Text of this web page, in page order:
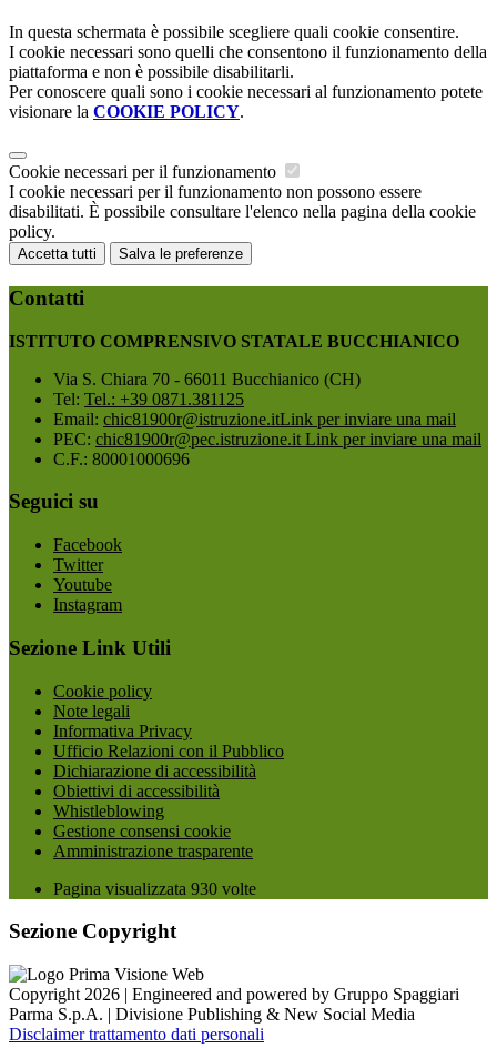
In questa schermata è possibile scegliere quali cookie consentire.
I cookie necessari sono quelli che consentono il funzionamento della
piattaforma e non è possibile disabilitarli.
Per conoscere quali sono i cookie necessari al funzionamento potete
visionare la COOKIE POLICY.
Cookie necessari per il funzionamento
I cookie necessari per il funzionamento non possono essere
disabilitati. È possibile consultare l'elenco nella pagina della cookie
policy.
Accetta tutti Salva le preferenze
Contatti
ISTITUTO COMPRENSIVO STATALE BUCCHIANICO
Via S. Chiara 70 - 66011 Bucchianico (CH)
Tel: Tel.: +39 0871.381125
Email: chic81900r@istruzione.itLink per inviare una mail
PEC: chic81900r@pec.istruzione.it Link per inviare una mail
C.F.: 80001000696
Seguici su
Facebook
Twitter
Youtube
Instagram
Sezione Link Utili
Cookie policy
Note legali
Informativa Privacy
Ufficio Relazioni con il Pubblico
Dichiarazione di accessibilità
Obiettivi di accessibilità
Whistleblowing
Gestione consensi cookie
Amministrazione trasparente
Pagina visualizzata 930 volte
Sezione Copyright
Copyright 2026 | Engineered and powered by Gruppo Spaggiari
Parma S.p.A. | Divisione Publishing & New Social Media
Disclaimer trattamento dati personali